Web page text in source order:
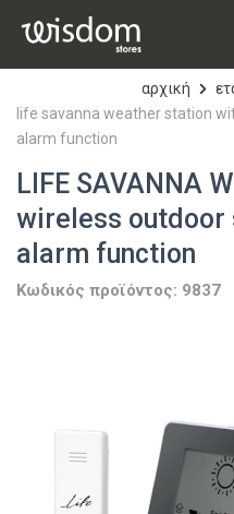
αρχική
life savanna weather station
alarm function
LIFE SAVANNA
wireless outdoor
alarm function
Κωδικός προϊόντος: 9837